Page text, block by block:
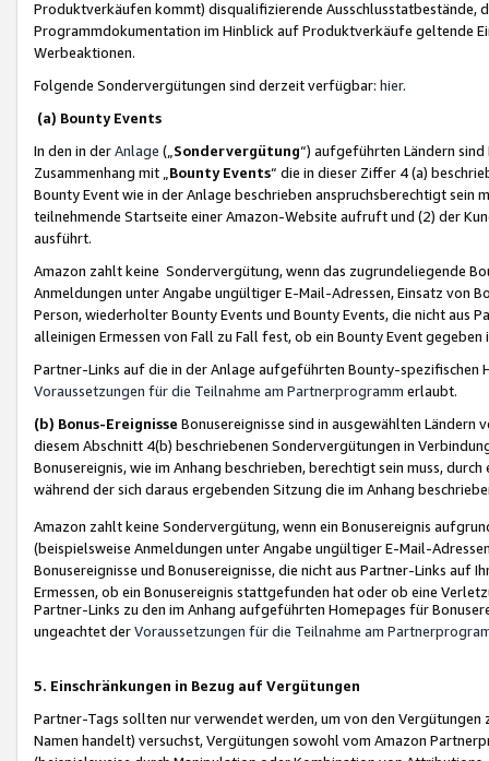
Produktverkäufen kommt) disqualifizierende Ausschlusstatbestände,
Programmdokumentation im Hinblick auf Produktverkäufe geltende
Werbeaktionen.
Folgende Sondervergütungen sind derzeit verfügbar: hier.
(a) Bounty Events
In den in derAnlage („ Sondervergütung“) aufgeführten Ländern
Zusammenhang mit „ Bounty Events“ die in dieser Ziffer 4 (a)
Bounty Event wie in der Anlage beschrieben anspruchsberechtigt sein
teilnehmende Startseite einer Amazon-Website aufruft und (2) der
ausführt.
Amazon zahlt keine Sondervergütung, wenn das zugrundeliegende
Anmeldungen unter Angabe ungültiger E-Mail-Adressen, Einsatz von
Person, wiederholter Bounty Events und Bounty Events, die nicht
alleinigen Ermessen von Fall zu Fall fest, ob ein Bounty Event
Partner-Links auf die in der Anlage aufgeführten Bounty-spezifischen
Voraussetzungen für die Teilnahme am Partnerprogramm erlaubt.
(b) Bonus-Ereignisse Bonusereignisse sind in ausgewählten Ländern
diesem Abschnitt 4(b) beschriebenen Sondervergütungen in
Bonusereignis, wie im Anhang beschrieben, berechtigt sein muss,
während der sich daraus ergebenden Sitzung die im Anhang
Amazon zahlt keine Sondervergütung, wenn ein Bonusereignis
(beispielsweise Anmeldungen unter Angabe ungültiger E-Mail-
Bonusereignisse und Bonusereignisse, die nicht aus Partner-Links auf
Ermessen, ob ein Bonusereignis stattgefunden hat oder ob eine
Partner-Links zu den im Anhang aufgeführten Homepages für
ungeachtet derVoraussetzungen für die Teilnahme am
5. Einschränkungen in Bezug auf Vergütungen
Partner-Tags sollten nur verwendet werden, um von den
Namen handelt) versuchst, Vergütungen sowohl vom Amazon